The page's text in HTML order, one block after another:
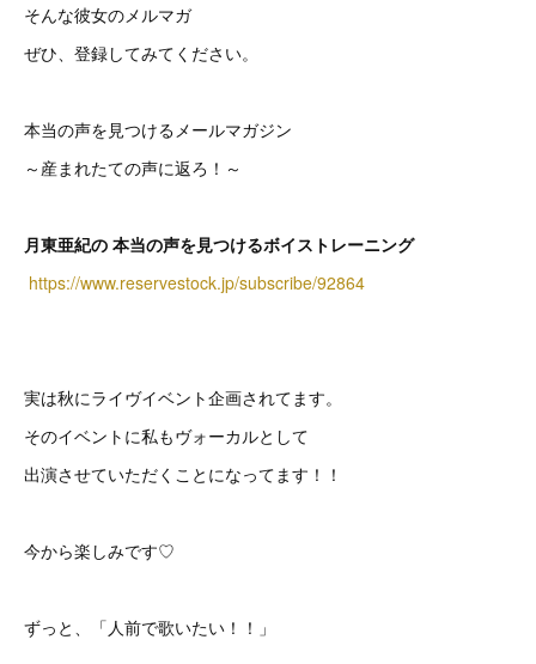
そんな彼女のメルマガ
ぜひ、登録してみてください。
本当の声を見つけるメールマガジン
～産まれたての声に返ろ！～
月東亜紀の 本当の声を見つけるボイストレーニング
https://www.reservestock.jp/subscribe/92864
実は秋にライヴイベント企画されてます。
そのイベントに私もヴォーカルとして
出演させていただくことになってます！！
今から楽しみです♡
ずっと、「人前で歌いたい！！」